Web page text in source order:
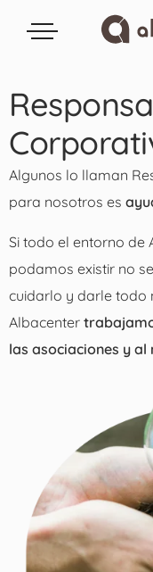
Algunos lo llaman
para nosotros es
Si todo el entorno de
podamos existir no
cuidarlo y darle todo
Albacenter
las asociaciones y